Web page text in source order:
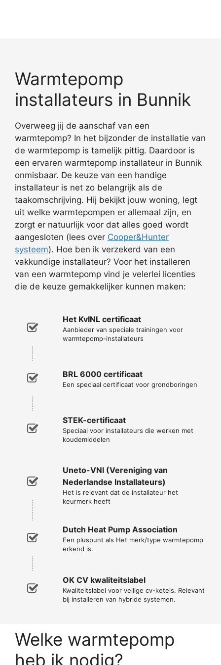
Warmtepomp
installateurs in Bunnik
Overweeg jij de aanschaf van een
warmtepomp? In het bijzonder de installatie van
de warmtepomp is tamelijk pittig. Daardoor is
een ervaren warmtepomp installateur in Bunnik
onmisbaar. De keuze van een handige
installateur is net zo belangrijk als de
taakomschrijving. Hij bekijkt jouw woning, legt
uit welke warmtepompen er allemaal zijn, en
zorgt er natuurlijk voor dat alles goed wordt
aangesloten (lees over Cooper&Hunter
systeem). Hoe ben ik verzekerd van een
vakkundige installateur? Voor het installeren
van een warmtepomp vind je velerlei licenties
die de keuze gemakkelijker kunnen maken:
Het KvINL certificaat
Aanbieder van speciale trainingen voor
warmtepomp-installateurs
BRL 6000 certificaat
Een speciaal certificaat voor grondboringen
STEK-certificaat
Speciaal voor installateurs die werken met
koudemiddelen
Uneto-VNI (Vereniging van
Nederlandse Installateurs)
Het is relevant dat de installateur het
keurmerk heeft
Dutch Heat Pump Association
Een pluspunt als Het merk/type warmtepomp
erkend is.
OK CV kwaliteitslabel
Kwaliteitslabel voor veilige cv-ketels. Relevant
bij installeren van hybride systemen.
Welke warmtepomp
heb ik nodig?